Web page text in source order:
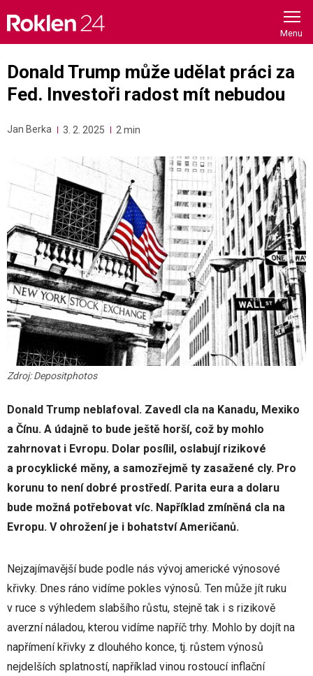
content
Donald Trump může udělat práci za
Fed. Investoři radost mít nebudou
Jan Berka 3. 2. 2025 2 min
Zdroj: Depositphotos
Donald Trump neblafoval. Zavedl cla na Kanadu, Mexiko
a Čínu. A údajně to bude ještě horší, což by mohlo
zahrnovat i Evropu. Dolar posílil, oslabují rizikové
a procyklické měny, a samozřejmě ty zasažené cly. Pro
korunu to není dobré prostředí. Parita eura a dolaru
bude možná potřebovat víc. Například zmíněná cla na
Evropu. V ohrožení je i bohatství Američanů.
Nejzajímavější bude podle nás vývoj americké výnosové
křivky. Dnes ráno vidíme pokles výnosů. Ten může jít ruku
v ruce s výhledem slabšího růstu, stejně tak i s rizikově
averzní náladou, kterou vidíme napříč trhy. Mohlo by dojít na
napřímení křivky z dlouhého konce, tj. růstem výnosů
nejdelších splatností, například vinou rostoucí inflační